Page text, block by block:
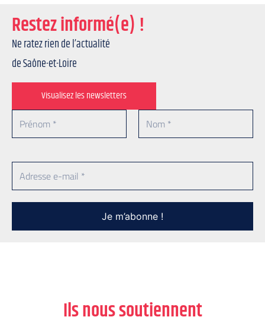
Restez informé(e) !
Ne ratez rien de l’actualité
de Saône-et-Loire
Visualisez les newsletters
Ils nous soutiennent